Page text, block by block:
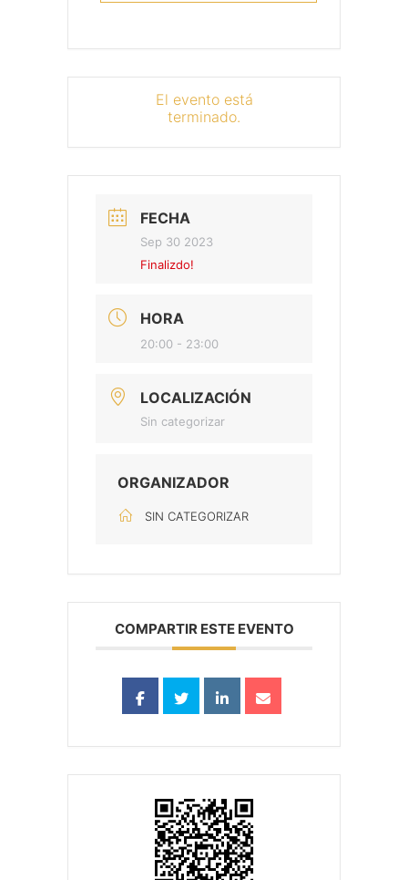
El evento está
terminado.
FECHA
Sep 30 2023
Finalizdo!
HORA
20:00 - 23:00
LOCALIZACIÓN
Sin categorizar
ORGANIZADOR
SIN CATEGORIZAR
COMPARTIR ESTE EVENTO